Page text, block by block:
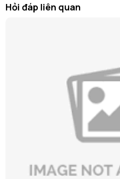
Hỏi đáp liên quan